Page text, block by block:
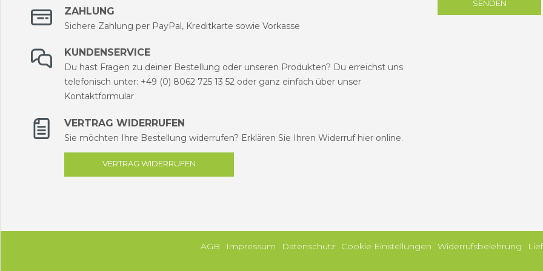
ZAHLUNG
Sichere Zahlung per PayPal, Kreditkarte sowie Vorkasse
KUNDENSERVICE
Du hast Fragen zu deiner Bestellung oder unseren Produkten? Du erreichst uns
telefonisch unter: +49 (0) 8062 725 13 52 oder ganz einfach über unser
Kontaktformular
VERTRAG WIDERRUFEN
Sie möchten Ihre Bestellung widerrufen? Erklären Sie Ihren Widerruf hier online.
VERTRAG WIDERRUFEN
SENDEN
AGB Impressum Datenschutz Cookie Einstellungen Widerrufsbelehrung